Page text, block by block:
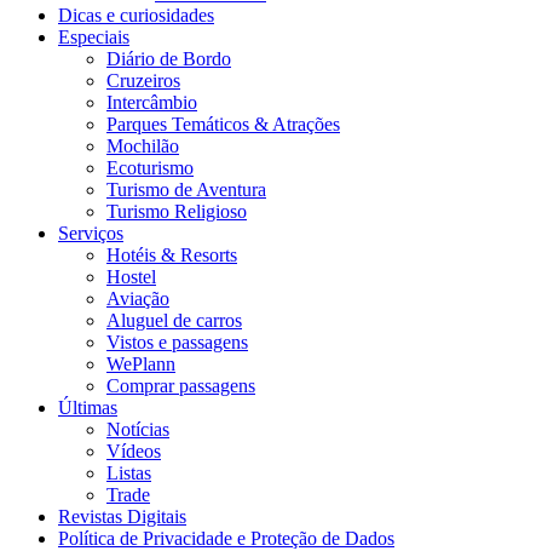
Dicas e curiosidades
Especiais
Diário de Bordo
Cruzeiros
Intercâmbio
Parques Temáticos & Atrações
Mochilão
Ecoturismo
Turismo de Aventura
Turismo Religioso
Serviços
Hotéis & Resorts
Hostel
Aviação
Aluguel de carros
Vistos e passagens
WePlann
Comprar passagens
Últimas
Notícias
Vídeos
Listas
Trade
Revistas Digitais
Política de Privacidade e Proteção de Dados